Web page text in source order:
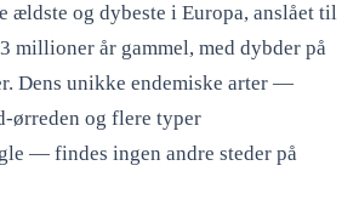
ældste og dybeste i Europa, anslået til
millioner år gammel, med dybder på
Dens unikke endemiske arter —
ørreden og flere typer
— findes ingen andre steder på